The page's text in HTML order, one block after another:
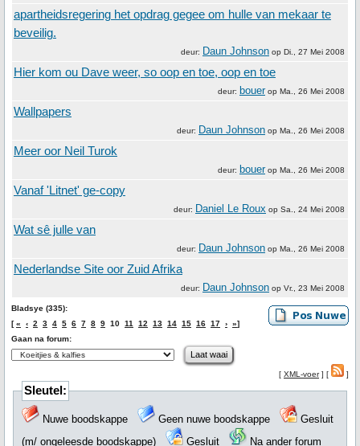
apartheidsregering het opdrag gegee om hulle van mekaar te
beveilig.
deur: Daun Johnson op Di., 27 Mei 2008
Hier kom ou Dave weer, so oop en toe, oop en toe
deur: bouerop Ma., 26 Mei 2008
Wallpapers
deur: Daun Johnson op Ma., 26 Mei 2008
Meer oor Neil Turok
deur: bouerop Ma., 26 Mei 2008
Vanaf 'Litnet' ge-copy
deur: Daniel Le Roux op Sa., 24 Mei 2008
Wat sê julle van
deur: Daun Johnson op Ma., 26 Mei 2008
Nederlandse Site oor Zuid Afrika
deur: Daun Johnson op Vr., 23 Mei 2008
Bladsye (335):
[« ‹ 2 3 4 5 6 7 8 9 10 11 12 13 14 15 16 17 › »]
Gaan na forum:
[ XML-voer] [ ]
Sleutel:
Nuwe boodskappe Geen nuwe boodskappe
Gesluit
(m/ ongeleesde boodskappe)
Gesluit Na ander forum